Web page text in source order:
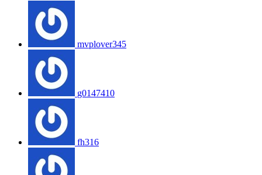
mvplover345
g0147410
fh316